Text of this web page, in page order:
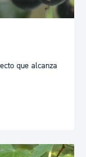
que alcanza